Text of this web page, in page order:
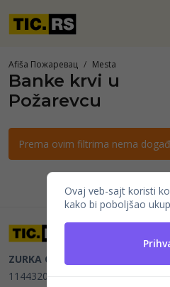
Afiša Пожаревац Mesta
Banke krvi u
Požarevcu
Prema ovim filtrima nema
ZURKA CE BITI DOO
114432064, MB 22023195,
Ovaj veb-sajt koristi
kako bi poboljšao